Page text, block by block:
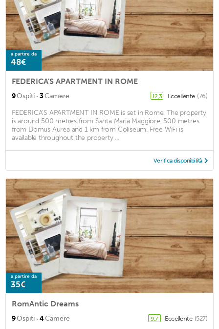
a partire da
48€
FEDERICA'S APARTMENT IN ROME
9Ospiti · 3Camere 12,3 Eccellente (76)
FEDERICA'S APARTMENT IN ROME is set in Rome. The property
is around 500 metres from Santa Maria Maggiore, 500 metres
from Domus Aurea and 1 km from Coliseum. Free WiFi is
available throughout the property ...
Verifica disponibilità
a partire da
35€
RomAntic Dreams
9Ospiti · 4Camere 9,7 Eccellente (527)